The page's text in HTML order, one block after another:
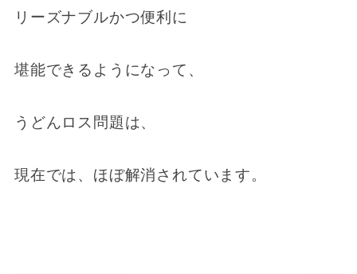
リーズナブルかつ便利に
堪能できるようになって、
うどんロス問題は、
現在では、ほぼ解消されています。